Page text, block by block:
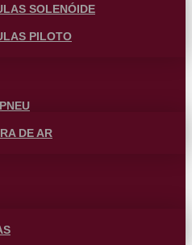
SOLENÓIDE
PILOTO
DE AR